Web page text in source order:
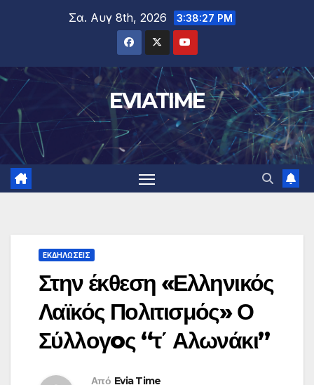
Σα. Αυγ 8th, 2026 3:38:28 PM
EVIATIME
ΕΚΔΗΛΩΣΕΙΣ
Στην έκθεση «Ελληνικός
Λαϊκός Πολιτισμός» Ο
Σύλλογoς “τ΄ Αλωνάκι”
Από Evia Time